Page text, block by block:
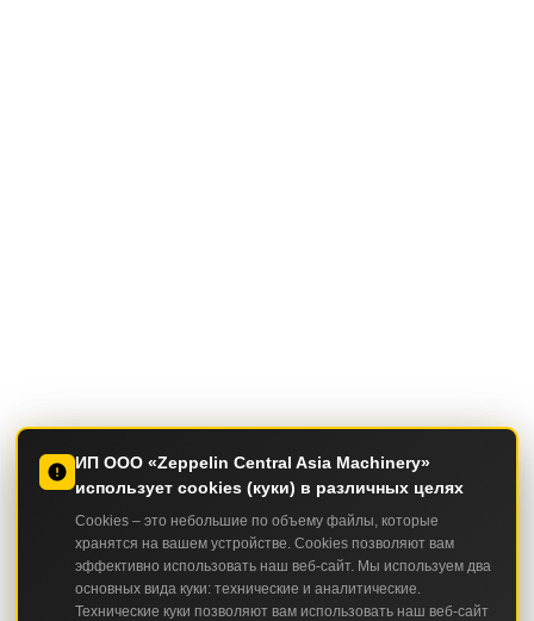
ИП ООО «Zeppelin Central Asia Machinery»
использует cookies (куки) в различных целях
Cookies – это небольшие по объему файлы, которые
хранятся на вашем устройстве. Cookies позволяют вам
эффективно использовать наш веб-сайт. Мы используем два
основных вида куки: технические и аналитические.
Технические куки позволяют вам использовать наш веб-сайт